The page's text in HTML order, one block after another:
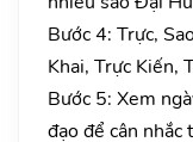
Bước 4: Trực,
Khai, Trực Kiến,
Bước 5: Xem
đạo để cân